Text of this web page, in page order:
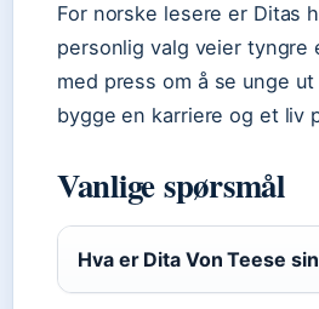
For norske lesere er Ditas
personlig valg veier tyngre
med press om å se unge
bygge en karriere og et liv
Vanlige spørsmål
Hva er Dita Von Teese